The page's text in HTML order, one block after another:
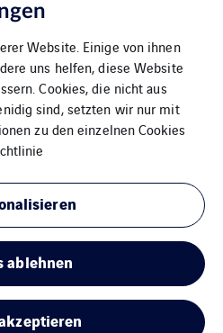
Website. Einige von ihnen
uns helfen, diese Website
Cookies, die nicht aus
sind, setzten wir nur mit
zu den einzelnen Cookies
ablehnen